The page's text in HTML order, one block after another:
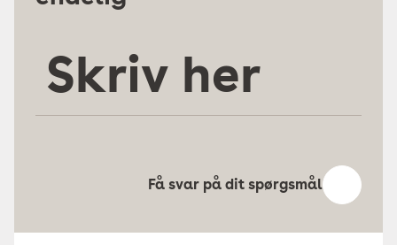
her
Få svar på dit spørgsmål